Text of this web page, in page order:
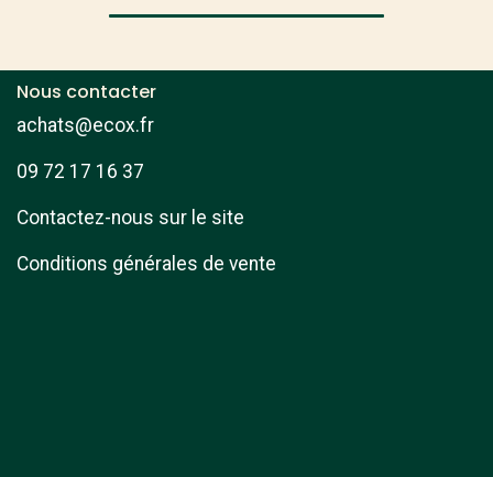
Nous contacter
achats@ecox.fr
09 72 17 16 37
Contactez-nous sur le site
Conditions générales de vente